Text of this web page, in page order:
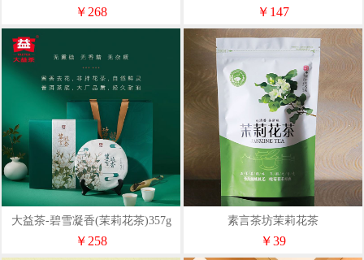
窨/20泡装）
￥268 ￥147
大益茶-碧雪凝香(茉莉花茶)357g
￥258
素言茶坊茉莉花茶
￥39